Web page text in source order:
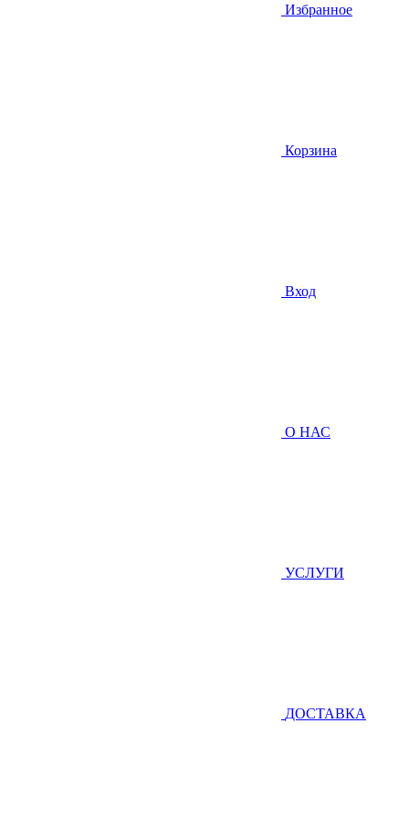
Избранное
Корзина
Вход
О НАС
УСЛУГИ
ДОСТАВКА